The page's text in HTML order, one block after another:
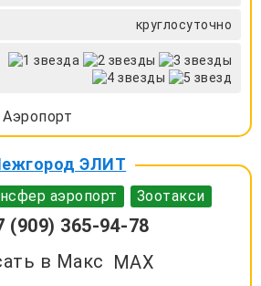
круглосуточно
Аэропорт
ЭЛИТ
аэропорт Зоотакси
365-94-78
MAX